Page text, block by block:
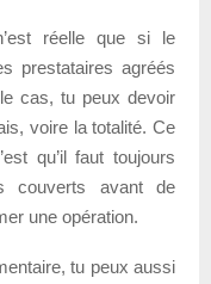
réelle que si le
prestataires agréés
cas, tu peux devoir
voire la totalité. Ce
qu’il faut toujours
couverts avant de
une opération.
tu peux aussi